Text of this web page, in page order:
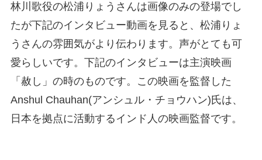
林川歌役の松浦りょうさんは画像のみの登場でし
たが下記のインタビュー動画を見ると、松浦りょ
うさんの雰囲気がより伝わります。声がとても可
愛らしいです。下記のインタビューは主演映画
「赦し」の時のものです。この映画を監督した
Anshul Chauhan(アンシュル・チョウハン)氏は、
日本を拠点に活動するインド人の映画監督です。